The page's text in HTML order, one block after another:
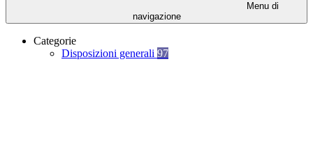
Menu di
navigazione
Categorie
Disposizioni generali 97